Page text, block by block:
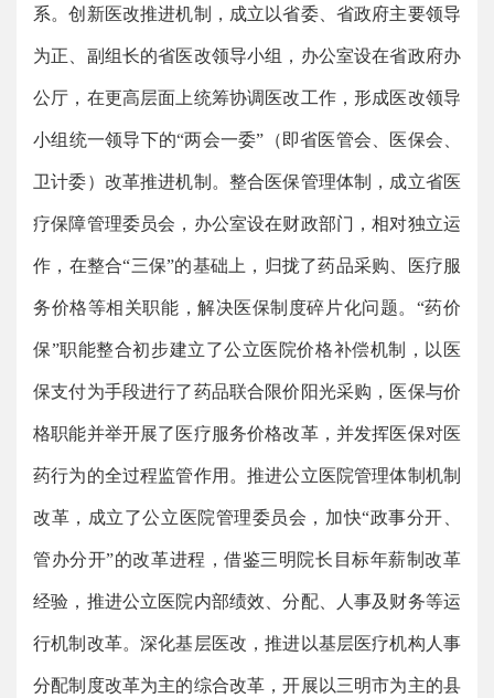
系。创新医改推进机制，成立以省委、省政府主要领导
为正、副组长的省医改领导小组，办公室设在省政府办
公厅，在更高层面上统筹协调医改工作，形成医改领导
小组统一领导下的“两会一委”（即省医管会、医保会、
卫计委）改革推进机制。整合医保管理体制，成立省医
疗保障管理委员会，办公室设在财政部门，相对独立运
作，在整合“三保”的基础上，归拢了药品采购、医疗服
务价格等相关职能，解决医保制度碎片化问题。“药价
保”职能整合初步建立了公立医院价格补偿机制，以医
保支付为手段进行了药品联合限价阳光采购，医保与价
格职能并举开展了医疗服务价格改革，并发挥医保对医
药行为的全过程监管作用。推进公立医院管理体制机制
改革，成立了公立医院管理委员会，加快“政事分开、
管办分开”的改革进程，借鉴三明院长目标年薪制改革
经验，推进公立医院内部绩效、分配、人事及财务等运
行机制改革。深化基层医改，推进以基层医疗机构人事
分配制度改革为主的综合改革，开展以三明市为主的县